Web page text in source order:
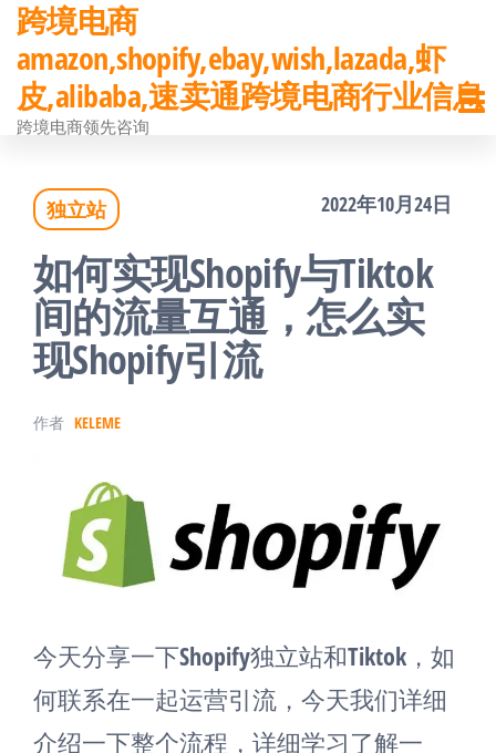
前
往
内
跨境电商
amazon,shopify,ebay,wish,lazada,虾
皮,alibaba,速卖通跨境电商行业信息
跨境电商领先咨询
独立站 2022年10月24日
如何实现Shopify与Tiktok
间的流量互通，怎么实
现Shopify引流
作者 KELEME
今天分享一下Shopify独立站和Tiktok，如
何联系在一起运营引流，今天我们详细
介绍一下整个流程，详细学习了解一